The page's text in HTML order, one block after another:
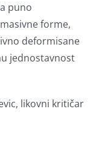
puno
forme,
deformisane
jednostavnost
likovni kritičar